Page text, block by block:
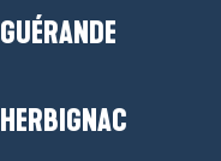
GUÉRANDE
HERBIGNAC